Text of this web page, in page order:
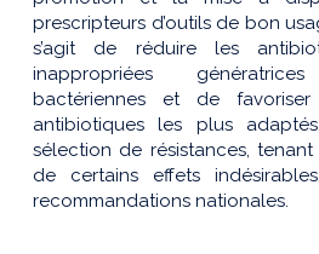
prescripteurs d’outils de bon
s’agit de réduire les
inappropriées
bactériennes et de
antibiotiques les plus
sélection de résistances,
de certains effets
recommandations nationales.